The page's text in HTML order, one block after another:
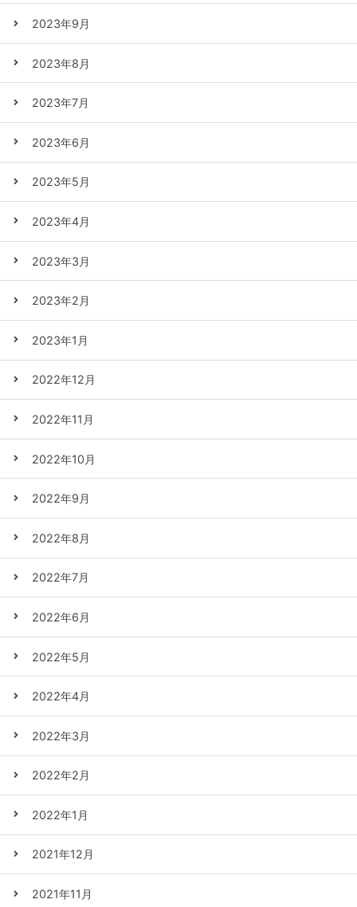
2023年9月
2023年8月
2023年7月
2023年6月
2023年5月
2023年4月
2023年3月
2023年2月
2023年1月
2022年12月
2022年11月
2022年10月
2022年9月
2022年8月
2022年7月
2022年6月
2022年5月
2022年4月
2022年3月
2022年2月
2022年1月
2021年12月
2021年11月